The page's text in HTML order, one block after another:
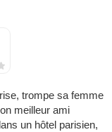
trompe sa femme
meilleur ami
un hôtel parisien,